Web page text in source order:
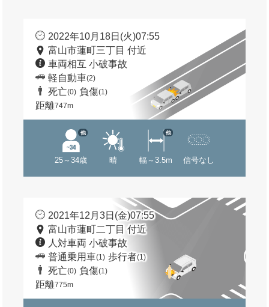
2022年10月18日(火)07:55
富山市蓮町三丁目 付近
車両相互 小破事故
軽自動車(2)
死亡(0) 負傷(1)
距離747m
25～34歳
他
晴 幅～3.5m
他
信号なし
2021年12月3日(金)07:55
富山市蓮町二丁目 付近
人対車両 小破事故
普通乗用車(1) 歩行者(1)
死亡(0) 負傷(1)
距離775m